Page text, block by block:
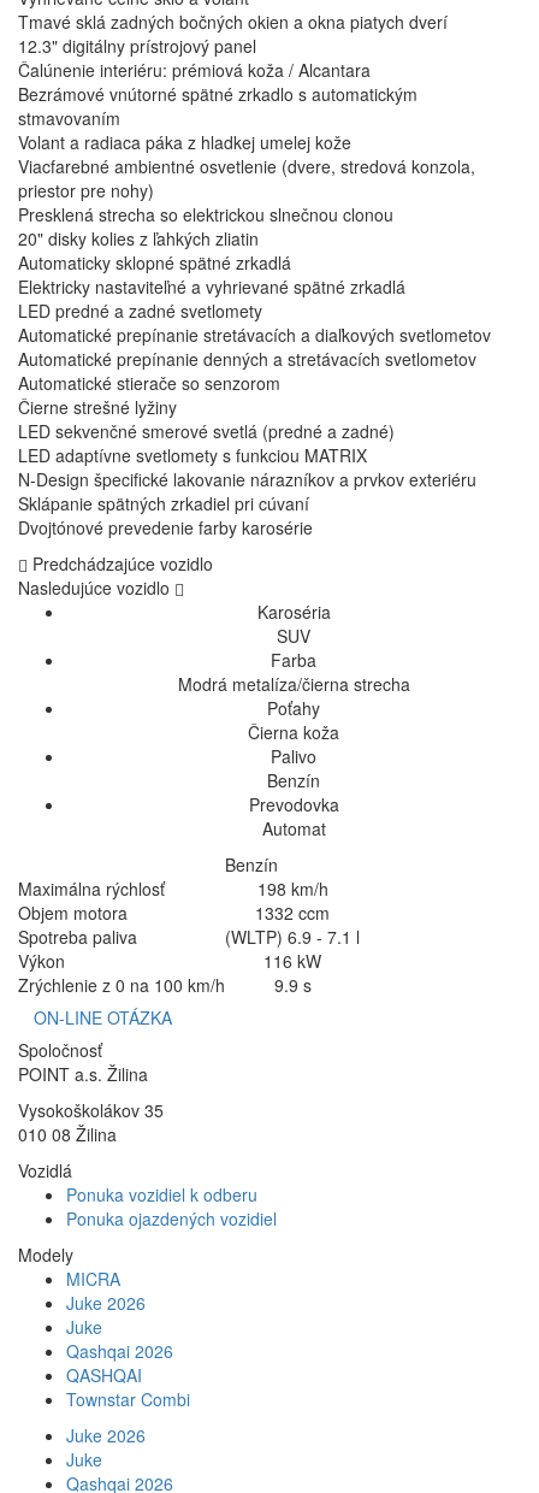
Tmavé sklá zadných bočných okien a okna piatych dverí
12.3" digitálny prístrojový panel
Čalúnenie interiéru: prémiová koža / Alcantara
Bezrámové vnútorné spätné zrkadlo s automatickým
stmavovaním
Volant a radiaca páka z hladkej umelej kože
Viacfarebné ambientné osvetlenie (dvere, stredová konzola,
priestor pre nohy)
Presklená strecha so elektrickou slnečnou clonou
20" disky kolies z ľahkých zliatin
Automaticky sklopné spätné zrkadlá
Elektricky nastaviteľné a vyhrievané spätné zrkadlá
LED predné a zadné svetlomety
Automatické prepínanie stretávacích a diaľkových svetlometov
Automatické prepínanie denných a stretávacích svetlometov
Automatické stierače so senzorom
Čierne strešné lyžiny
LED sekvenčné smerové svetlá (predné a zadné)
LED adaptívne svetlomety s funkciou MATRIX
N-Design špecifické lakovanie nárazníkov a prvkov exteriéru
Sklápanie spätných zrkadiel pri cúvaní
Dvojtónové prevedenie farby karosérie
Predchádzajúce vozidlo
Nasledujúce vozidlo
Karoséria
SUV
Farba
Modrá metalíza/čierna strecha
Poťahy
Čierna koža
Palivo
Benzín
Prevodovka
Automat
Benzín
Maximálna rýchlosť
198 km/h
Objem motora
1332 ccm
Spotreba paliva
(WLTP) 6.9 - 7.1 l
Výkon
116 kW
Zrýchlenie z 0 na 100 km/h
9.9 s
ON-LINE OTÁZKA
Spoločnosť
POINT a.s. Žilina
Vysokoškolákov 35
010 08 Žilina
Vozidlá
Ponuka vozidiel k odberu
Ponuka ojazdených vozidiel
Modely
MICRA
Juke 2026
Juke
Qashqai 2026
QASHQAI
Townstar Combi
Juke 2026
Juke
Qashqai 2026